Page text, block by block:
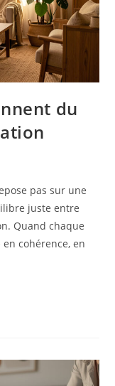
du
pas sur une
juste entre
Quand chaque
cohérence, en